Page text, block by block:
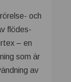
och
flödes-
– en
som är
av